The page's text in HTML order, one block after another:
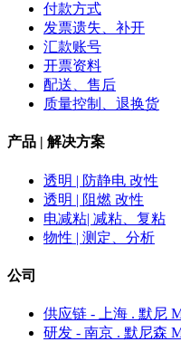
付款方式
发票遗失、补开
汇款账号
开票资料
配送、售后
质量控制、退换货
产品 | 解决方案
透明 | 防静电 改性
透明 | 阻燃 改性
电减粘| 减粘、复粘
物性 | 测定、分析
公司
供应链 - 上海 . 默尼
研发 - 南京 . 默尼森